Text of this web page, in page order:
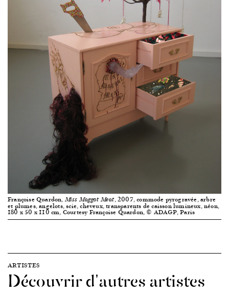
Françoise Quardon,Miss Maggot Meat, 2007, commode pyrogravée, arbre
et plumes, angelots, scie, cheveux, transparents de caisson lumineux, néon,
180 x 50 x 110 cm, Courtesy Françoise Quardon, © ADAGP, Paris
ARTISTES
Découvrir d'autres artistes